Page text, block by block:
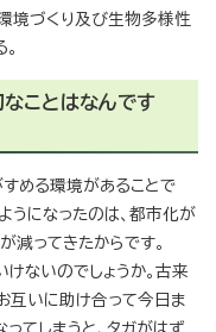
境づくり及び生物多様性
ことはなんです
める環境があることで
うになったのは、都市化が
減ってきたからです。
ないのでしょうか。古来
互いに助け合って今日ま
てしまうと、タガがはず